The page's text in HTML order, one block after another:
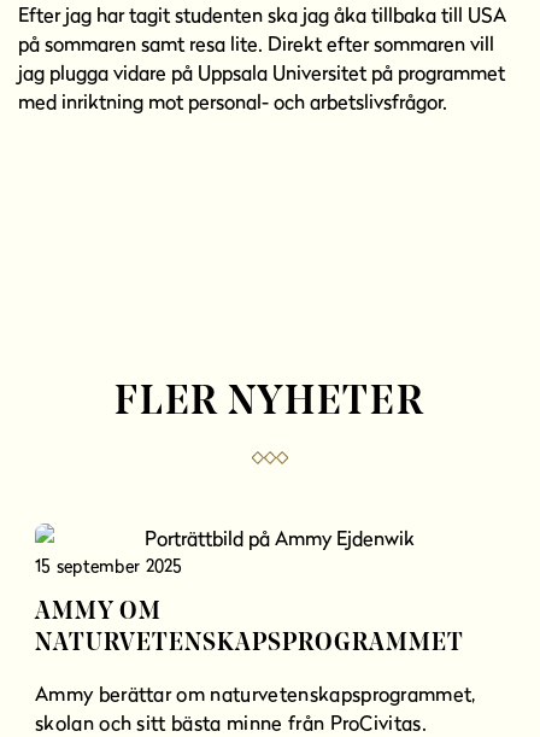
Efter jag har tagit studenten ska jag åka tillbaka till USA
på sommaren samt resa lite. Direkt efter sommaren vill
jag plugga vidare på Uppsala Universitet på programmet
med inriktning mot personal- och arbetslivsfrågor.
FLER NYHETER
15 september 2025
AMMY OM
NATURVETENSKAPSPROGRAMMET
Ammy berättar om naturvetenskapsprogrammet,
skolan och sitt bästa minne från ProCivitas.